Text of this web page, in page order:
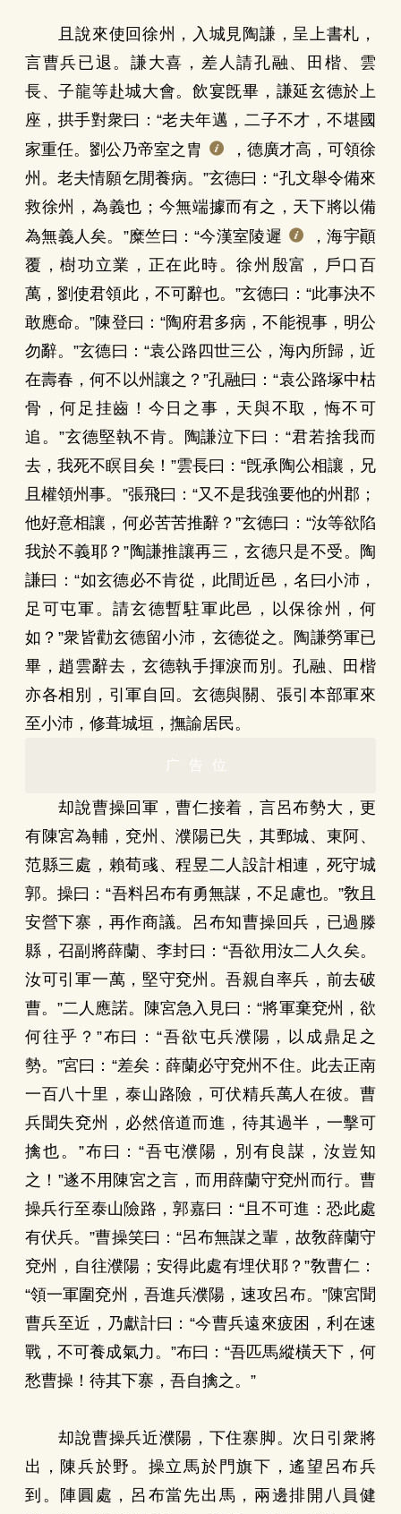
且說來使回徐州，入城見陶謙，呈上書札，
言曹兵已退。謙大喜，差人請孔融、田楷、雲
長、子龍等赴城大會。飲宴旣畢，謙延玄德於上
座，拱手對衆曰：“老夫年邁，二子不才，不堪國
家重任。劉公乃帝室之胄
，德廣才高，可領徐
州。老夫情願乞閒養病。”玄德曰：“孔文舉令備來
救徐州，為義也；今無端據而有之，天下將以備
為無義人矣。”糜竺曰：“今漢室陵遲
，海宇顚
覆，樹功立業，正在此時。徐州殷富，戶口百
萬，劉使君領此，不可辭也。”玄德曰：“此事決不
敢應命。”陳登曰：“陶府君多病，不能視事，明公
勿辭。”玄德曰：“袁公路四世三公，海內所歸，近
在壽春，何不以州讓之？”孔融曰：“袁公路塚中枯
骨，何足挂齒！今日之事，天與不取，悔不可
追。”玄德堅執不肯。陶謙泣下曰：“君若捨我而
去，我死不瞑目矣！”雲長曰：“旣承陶公相讓，兄
且權領州事。”張飛曰：“又不是我強要他的州郡；
他好意相讓，何必苦苦推辭？”玄德曰：“汝等欲陷
我於不義耶？”陶謙推讓再三，玄德只是不受。陶
謙曰：“如玄德必不肯從，此間近邑，名曰小沛，
足可屯軍。請玄德暫駐軍此邑，以保徐州，何
如？”衆皆勸玄德留小沛，玄德從之。陶謙勞軍已
畢，趙雲辭去，玄德執手揮淚而別。孔融、田楷
亦各相別，引軍自回。玄德與關、張引本部軍來
至小沛，修葺城垣，撫諭居民。
广告位
却說曹操回軍，曹仁接着，言呂布勢大，更
有陳宮為輔，兗州、濮陽已失，其鄄城、東阿、
范縣三處，賴荀彧、程昱二人設計相連，死守城
郭。操曰：“吾料呂布有勇無謀，不足慮也。”敎且
安營下寨，再作商議。呂布知曹操回兵，已過滕
縣，召副將薛蘭、李封曰：“吾欲用汝二人久矣。
汝可引軍一萬，堅守兗州。吾親自率兵，前去破
曹。”二人應諾。陳宮急入見曰：“將軍棄兗州，欲
何往乎？”布曰：“吾欲屯兵濮陽，以成鼎足之
勢。”宮曰：“差矣：薛蘭必守兗州不住。此去正南
一百八十里，泰山路險，可伏精兵萬人在彼。曹
兵聞失兗州，必然倍道而進，待其過半，一擊可
擒也。”布曰：“吾屯濮陽，別有良謀，汝豈知
之！”遂不用陳宮之言，而用薛蘭守兗州而行。曹
操兵行至泰山險路，郭嘉曰：“且不可進：恐此處
有伏兵。”曹操笑曰：“呂布無謀之輩，故敎薛蘭守
兗州，自往濮陽；安得此處有埋伏耶？”敎曹仁：
“領一軍圍兗州，吾進兵濮陽，速攻呂布。”陳宮聞
曹兵至近，乃獻計曰：“今曹兵遠來疲困，利在速
戰，不可養成氣力。”布曰：“吾匹馬縱橫天下，何
愁曹操！待其下寨，吾自擒之。”
却說曹操兵近濮陽，下住寨脚。次日引衆將
出，陳兵於野。操立馬於門旗下，遙望呂布兵
到。陣圓處，呂布當先出馬，兩邊排開八員健